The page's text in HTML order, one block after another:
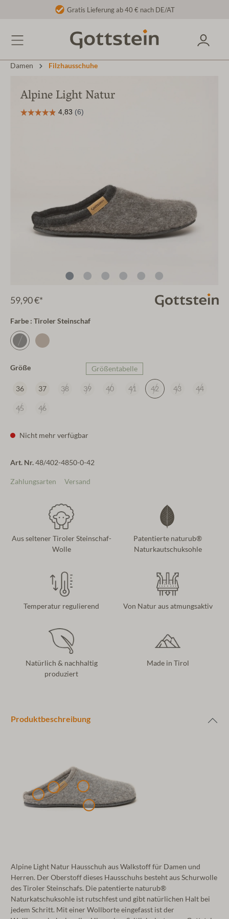
Gratis Lieferung ab 40 € nach DE/AT
Damen Filzhausschuhe
Alpine Light Natur
59,90 €*
Farbe : Tiroler Steinschaf
Größe Größentabelle
36 37 38 39 40 41 42 43 44
45 46
Nicht mehr verfügbar
Art. Nr.48/402-4850-0-42
Zahlungsarten Versand
Aus seltener Tiroler Steinschaf-
Wolle
Patentierte naturub®
Naturkautschuksohle
Temperatur regulierend Von Natur aus atmungsaktiv
Natürlich & nachhaltig
produziert
Made in Tirol
Produktbeschreibung
Alpine Light Natur Hausschuh aus Walkstoff für Damen und
Herren. Der Oberstoff dieses Hausschuhs besteht aus Schurwolle
des Tiroler Steinschafs. Die patentierte naturub®
Naturkatschuksohle ist rutschfest und gibt natürlichen Halt bei
jedem Schritt. Mit einer Wollborte eingefasst ist der